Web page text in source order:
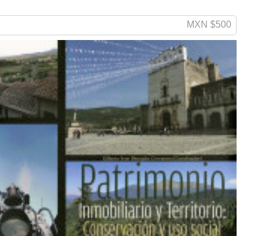
MXN $500